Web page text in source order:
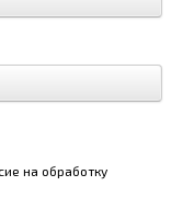
на обработку